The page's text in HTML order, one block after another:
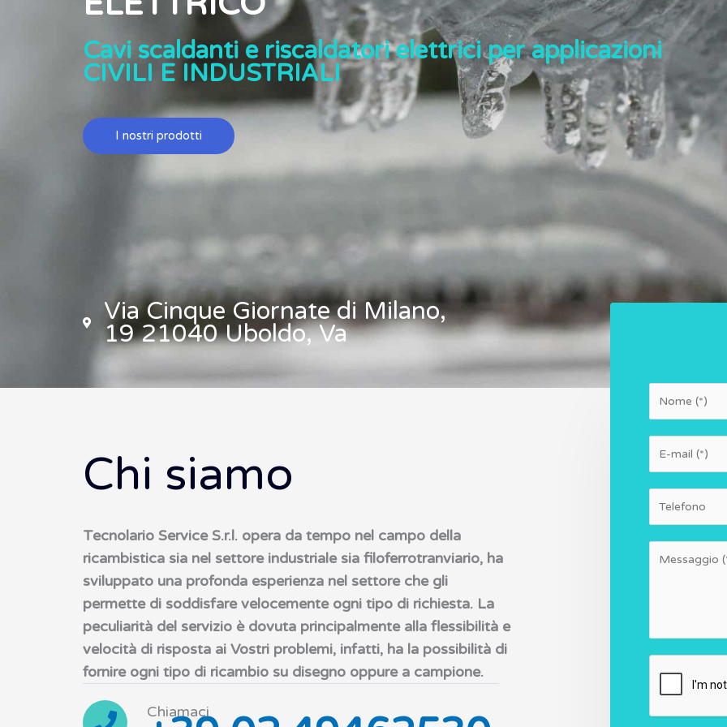
Cavi scaldanti e riscaldatori elettrici per applicazioni
CIVILI E INDUSTRIALI
I nostri prodotti
Via Cinque Giornate di Milano,
19 21040 Uboldo, Va
Chi siamo
Tecnolario Service S.r.l. opera da tempo nel campo della
ricambistica sia nel settore industriale sia filoferrotranviario, ha
sviluppato una profonda esperienza nel settore che gli
permette di soddisfare velocemente ogni tipo di richiesta. La
peculiarità del servizio è dovuta principalmente alla flessibilità e
velocità di risposta ai Vostri problemi, infatti, ha la possibilità di
fornire ogni tipo di ricambio su disegno oppure a campione.
Chiamaci
m
m
a
l
N
u
mM
a
i